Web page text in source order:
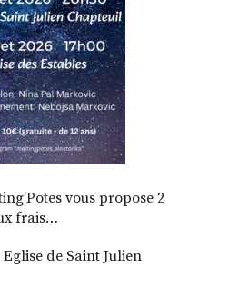
vous propose 2
frais…
de Saint Julien